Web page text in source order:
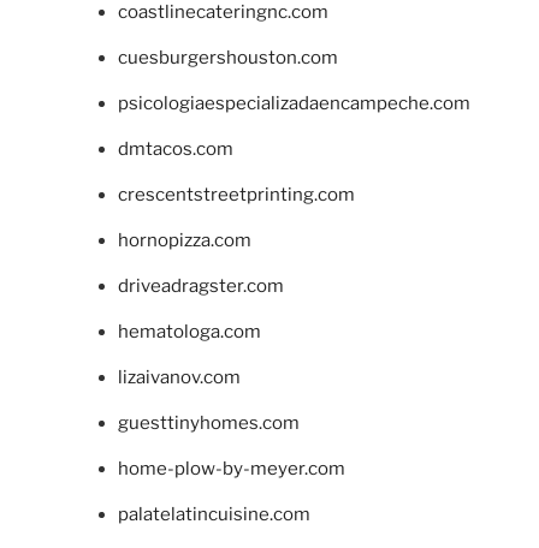
coastlinecateringnc.com
cuesburgershouston.com
psicologiaespecializadaencampeche.com
dmtacos.com
crescentstreetprinting.com
hornopizza.com
driveadragster.com
hematologa.com
lizaivanov.com
guesttinyhomes.com
home-plow-by-meyer.com
palatelatincuisine.com